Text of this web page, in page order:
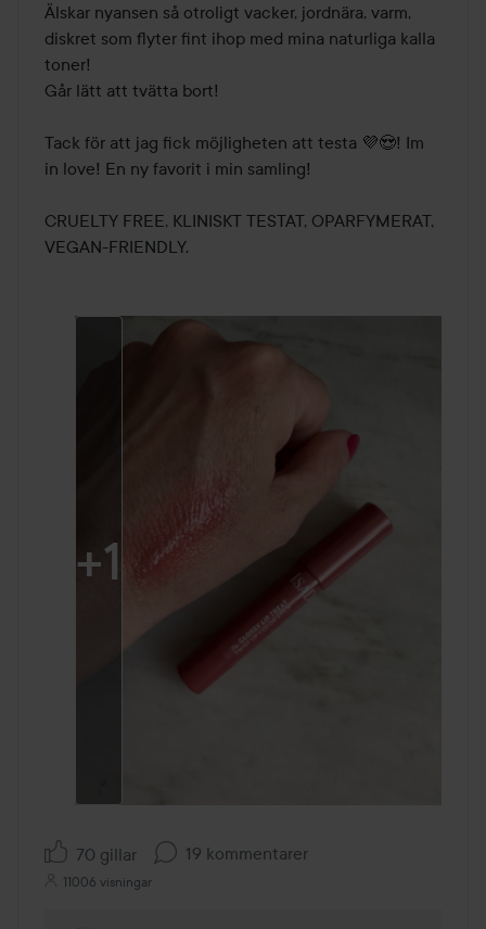
Älskar nyansen så otroligt vacker, jordnära, varm,
diskret som flyter fint ihop med mina naturliga kalla
toner!
Går lätt att tvätta bort!
Tack för att jag fick möjligheten att testa 💜😍! Im
in love! En ny favorit i min samling!
CRUELTY FREE, KLINISKT TESTAT, OPARFYMERAT,
+1
70 gillar 19 kommentarer
11006 visningar